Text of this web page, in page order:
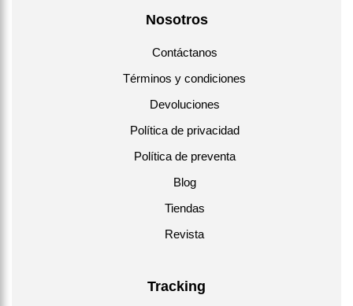
Nosotros
Contáctanos
Términos y condiciones
Devoluciones
Política de privacidad
Política de preventa
Blog
Tiendas
Revista
Tracking